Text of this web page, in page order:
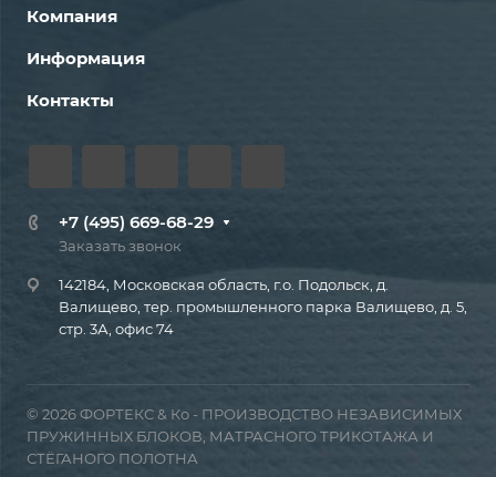
Компания
Информация
Контакты
+7 (495) 669-68-29
Заказать звонок
142184, Московская область, г.о. Подольск, д.
Валищево, тер. промышленного парка Валищево, д. 5,
стр. 3А, офис 74
© 2026 ФОРТЕКС & Ко - ПРОИЗВОДСТВО НЕЗАВИСИМЫХ
ПРУЖИННЫХ БЛОКОВ, МАТРАСНОГО ТРИКОТАЖА И
СТЁГАНОГО ПОЛОТНА